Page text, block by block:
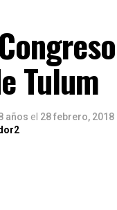
Tulum
años el 28 febrero, 2018